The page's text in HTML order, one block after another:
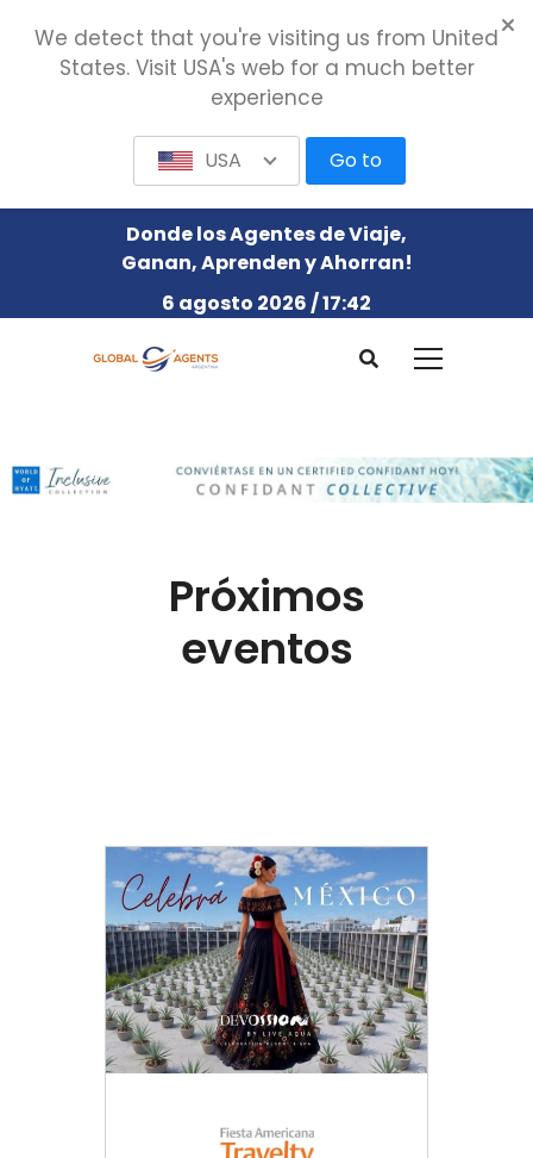
Donde los Agentes de Viaje,
Ganan, Aprenden y Ahorran!
6 agosto 2026 / 17:42
Próximos
eventos
We detect that you're visiting us from United
States. Visit USA's web for a much better
experience
USA Go to